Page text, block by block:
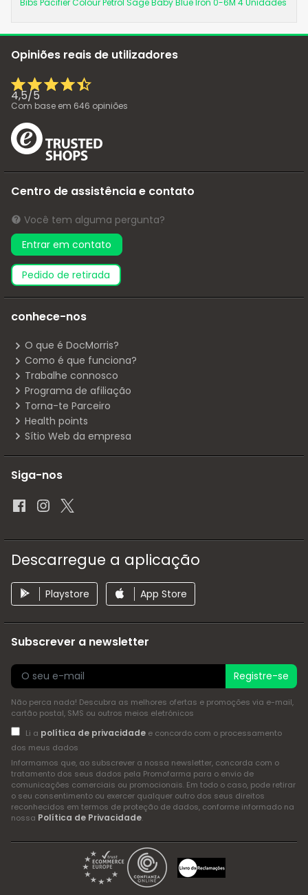
Opiniões reais de utilizadores
4,5/5
Com base em 646 opiniões
Centro de assistência e contato
Você tem alguma pergunta?
Entrar em contato
pedido de retirada
conhece-nos
O que é DocMorris?
Como é que funciona?
Trabalhe connosco
Programa de afiliação
Torna-te Parceiro
Health points
Sítio Web da empresa
Siga-nos
Descarregue a aplicação
Playstore App Store
Subscrever a newsletter
Registre-se
Não perca nada! Descubra as melhores ofertas e promoções via e-mail,
cartão postal, SMS ou outros meios eletrónicos
Li a política de privacidadee concordo com o processamento
dos meus dados
Informamos que, ao subscrever a nossa newsletter, concorda com o
tratamento dos seus dados pela Promofarma para o envio de
comunicações comerciais ou promocionais. Em todo o caso, pode retirar
o seu consentimento ou exercer qualquer outro dos seus direitos
reconhecidos em termos de proteção de dados, conforme informado na
nossa Política de Privacidade.